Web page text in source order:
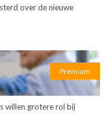
over de nieuwe
Premium
willen grotere rol bij